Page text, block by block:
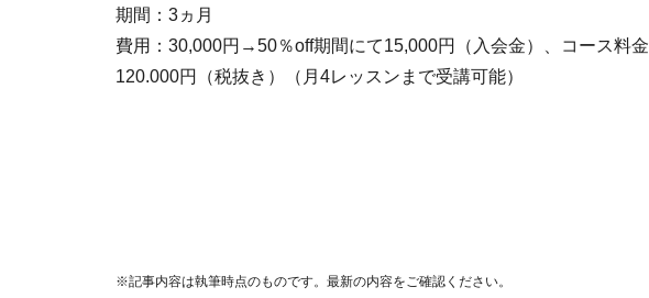
期間：3ヵ月
費用：30,000円→50％off期間にて15,000円（入会金）、コース料金
120.000円（税抜き）（月4レッスンまで受講可能）
※記事内容は執筆時点のものです。最新の内容をご確認ください。